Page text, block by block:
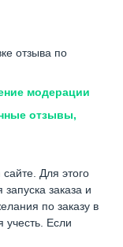
отзыва по
модерации
отзывы,
Для этого
заказа и
по заказу в
Если